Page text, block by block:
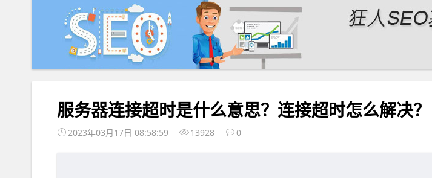
服务器连接超时是什么意思？连接超时怎么解决？
2023年03月17日 08:58:59 13928 0